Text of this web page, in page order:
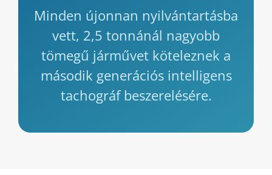
Minden újonnan nyilvántartásba
vett, 2,5 tonnánál nagyobb
tömegű járművet köteleznek a
második generációs intelligens
tachográf beszerelésére.